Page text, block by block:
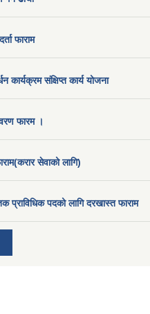
फाराम
कार्यक्रम संक्षिप्त कार्य योजना
फारम ।
सेवाको लागि)
प्राविधिक पदको लागि दरखास्त फाराम